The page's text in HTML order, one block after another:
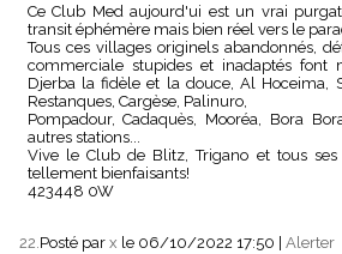
Ce Club Med aujourd'ui est un vrai
transit éphémère mais bien réel vers le
Tous ces villages originels abandonnés,
commerciale stupides et inadaptés font
Djerba la fidèle et la douce, Al Hoceima,
Restanques, Cargèse, Palinuro,
Pompadour, Cadaquès, Mooréa, Bora
autres stations...
Vive le Club de Blitz, Trigano et tous
tellement bienfaisants!
423448 0W
22.Posté par x le 06/10/2022 17:50
Alerter